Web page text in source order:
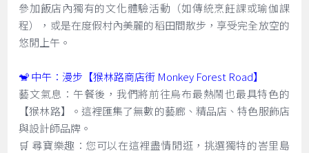
參加飯店內獨有的文化體驗活動（如傳統烹飪課或瑜伽課
程），或是在度假村內美麗的稻田間散步，享受完全放空的
悠閒上午。
🐒 中午：漫步【猴林路商店街 Monkey Forest Road】
藝文氣息：午餐後，我們將前往烏布最熱鬧也最具特色的
【猴林路】。這裡匯集了無數的藝廊、精品店、特色服飾店
與設計師品牌。
🛒 尋寶樂趣：您可以在這裡盡情閒逛，挑選獨特的峇里島